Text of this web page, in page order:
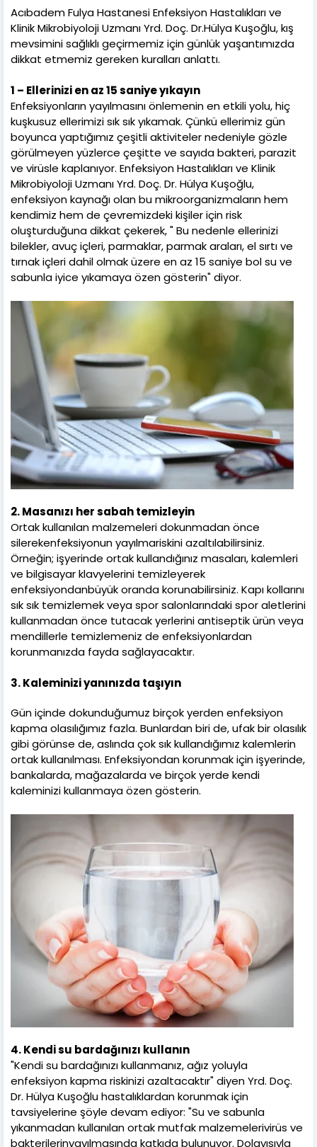
Acıbadem Fulya Hastanesi Enfeksiyon Hastalıkları ve
Klinik Mikrobiyoloji Uzmanı Yrd. Doç. Dr.Hülya Kuşoğlu, kış
mevsimini sağlıklı geçirmemiz için günlük yaşantımızda
dikkat etmemiz gereken kuralları anlattı.
1 – Ellerinizi en az 15 saniye yıkayın
Enfeksiyonların yayılmasını önlemenin en etkili yolu, hiç
kuşkusuz ellerimizi sık sık yıkamak. Çünkü ellerimiz gün
boyunca yaptığımız çeşitli aktiviteler nedeniyle gözle
görülmeyen yüzlerce çeşitte ve sayıda bakteri, parazit
ve virüsle kaplanıyor. Enfeksiyon Hastalıkları ve Klinik
Mikrobiyoloji Uzmanı Yrd. Doç. Dr. Hülya Kuşoğlu,
enfeksiyon kaynağı olan bu mikroorganizmaların hem
kendimiz hem de çevremizdeki kişiler için risk
oluşturduğuna dikkat çekerek, " Bu nedenle ellerinizi
bilekler, avuç içleri, parmaklar, parmak araları, el sırtı ve
tırnak içleri dahil olmak üzere en az 15 saniye bol su ve
sabunla iyice yıkamaya özen gösterin" diyor.
2. Masanızı her sabah temizleyin
Ortak kullanılan malzemeleri dokunmadan önce
silerekenfeksiyonun yayılmariskini azaltılabilirsiniz.
Örneğin; işyerinde ortak kullandığınız masaları, kalemleri
ve bilgisayar klavyelerini temizleyerek
enfeksiyondanbüyük oranda korunabilirsiniz. Kapı kollarını
sık sık temizlemek veya spor salonlarındaki spor aletlerini
kullanmadan önce tutacak yerlerini antiseptik ürün veya
mendillerle temizlemeniz de enfeksiyonlardan
korunmanızda fayda sağlayacaktır.
3. Kaleminizi yanınızda taşıyın
Gün içinde dokunduğumuz birçok yerden enfeksiyon
kapma olasılığımız fazla. Bunlardan biri de, ufak bir olasılık
gibi görünse de, aslında çok sık kullandığımız kalemlerin
ortak kullanılması. Enfeksiyondan korunmak için işyerinde,
bankalarda, mağazalarda ve birçok yerde kendi
kaleminizi kullanmaya özen gösterin.
4. Kendi su bardağınızı kullanın
"Kendi su bardağınızı kullanmanız, ağız yoluyla
enfeksiyon kapma riskinizi azaltacaktır" diyen Yrd. Doç.
Dr. Hülya Kuşoğlu hastalıklardan korunmak için
tavsiyelerine şöyle devam ediyor: "Su ve sabunla
yıkanmadan kullanılan ortak mutfak malzemelerivirüs ve
bakterilerinyayılmasında katkıda bulunuyor. Dolayısıyla